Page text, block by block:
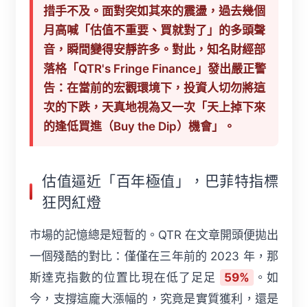
措手不及。面對突如其來的震盪，過去幾個
月高喊「估值不重要、買就對了」的多頭聲
音，瞬間變得安靜許多。對此，知名財經部
落格「QTR's Fringe Finance」發出嚴正警
告：在當前的宏觀環境下，投資人切勿將這
次的下跌，天真地視為又一次「天上掉下來
的逢低買進（Buy the Dip）機會」。
估值逼近「百年極值」，巴菲特指標
狂閃紅燈
市場的記憶總是短暫的。QTR 在文章開頭便拋出
一個殘酷的對比：僅僅在三年前的 2023 年，那
斯達克指數的位置比現在低了足足
59%
。如
今，支撐這龐大漲幅的，究竟是實質獲利，還是